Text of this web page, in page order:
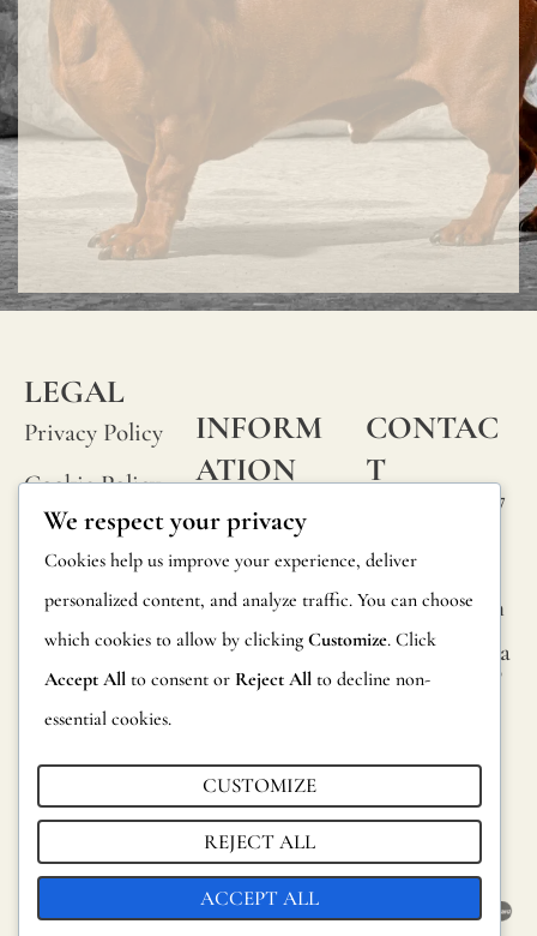
LEGAL
Privacy Policy
Cookie Policy
Terms and
Conditions
Legal Notice
INFORM
ATION
FAQs
Product
Information
Returns
Sustainability
CONTAC
T
Calle Alheli, 7
29730 Rincón
de la Victoria
Málaga, Spain
hola@jamesma
lonefabrics.co
m
Fabrics,
2021
We respect your privacy
Cookies help us improve your experience, deliver
personalized content, and analyze traffic. You can choose
which cookies to allow by clicking Customize. Click
Accept All to consent or Reject All to decline non-
essential cookies.
CUSTOMIZE
REJECT ALL
ACCEPT ALL